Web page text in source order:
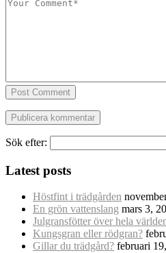
Post Comment
Sök efter:
Latest posts
Höstfint i trädgården
En grön vattenslang mars 3,
Julgransfötter över hela
Kungsgran eller rödgran?
Gillar du trädgård? februari